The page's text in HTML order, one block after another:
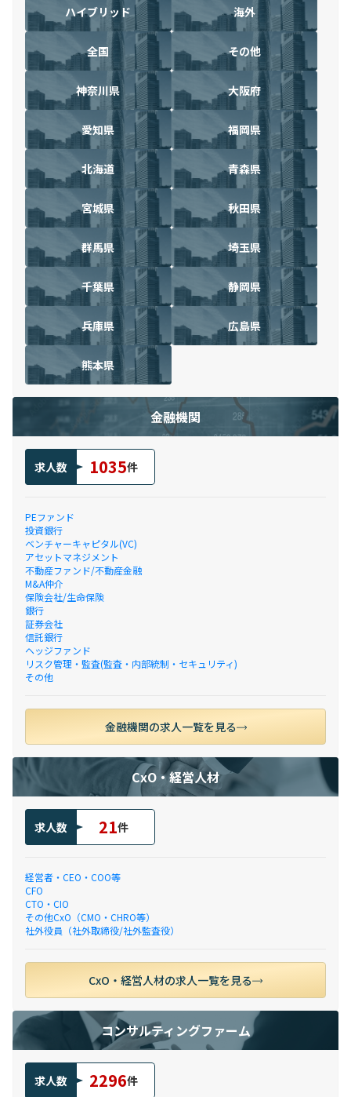
ハイブリッド 海外
全国 その他
神奈川県 大阪府
愛知県 福岡県
北海道 青森県
宮城県 秋田県
群馬県 埼玉県
千葉県 静岡県
兵庫県 広島県
熊本県
金融機関
求人数 1035件
PEファンド
投資銀行
ベンチャーキャピタル(VC)
アセットマネジメント
不動産ファンド/不動産金融
M&A仲介
保険会社/生命保険
銀行
証券会社
信託銀行
ヘッジファンド
リスク管理・監査(監査・内部統制・セキュリティ)
その他
金融機関の求人一覧を見る
CxO・経営人材
求人数 21件
経営者・CEO・COO等
CFO
CTO・CIO
その他CxO（CMO・CHRO等）
社外役員（社外取締役/社外監査役）
CxO・経営人材の求人一覧を見る
コンサルティングファーム
求人数 2296件